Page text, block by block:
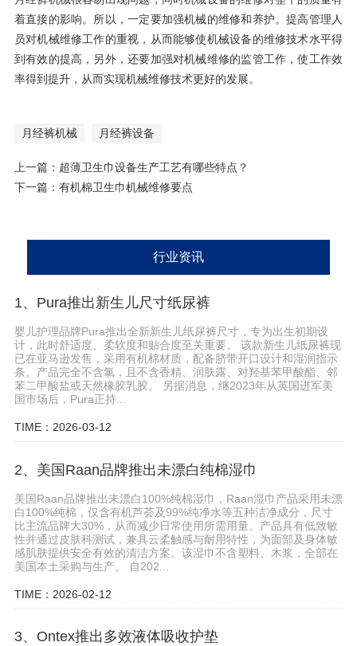
着直接的影响。所以，一定要加强机械的维修和养护。提高管理人
员对机械维修工作的重视，从而能够使机械设备的维修技术水平得
到有效的提高，另外，还要加强对机械维修的监管工作，使工作效
率得到提升，从而实现机械维修技术更好的发展。
月经裤机械 月经裤设备
上一篇： 超薄卫生巾设备生产工艺有哪些特点？
下一篇： 有机棉卫生巾机械维修要点
行业资讯
1、Pura推出新生儿尺寸纸尿裤
婴儿护理品牌Pura推出全新新生儿纸尿裤尺寸，专为出生初期设
计，此时舒适度、柔软度和贴合度至关重要。 该款新生儿纸尿裤现
已在亚马逊发售，采用有机棉材质，配备脐带开口设计和湿润指示
条。产品完全不含氯，且不含香精、润肤露、对羟基苯甲酸酯、邻
苯二甲酸盐或天然橡胶乳胶。 另据消息，继2023年从英国进军美
国市场后，Pura正持...
TIME：2026-03-12
2、美国Raan品牌推出未漂白纯棉湿巾
美国Raan品牌推出未漂白100%纯棉湿巾，Raan湿巾产品采用未漂
白100%纯棉，仅含有机芦荟及99%纯净水等五种洁净成分，尺寸
比主流品牌大30%，从而减少日常使用所需用量。产品具有低致敏
性并通过皮肤科测试，兼具云柔触感与耐用特性，为面部及身体敏
感肌肤提供安全有效的清洁方案。该湿巾不含塑料、木浆，全部在
美国本土采购与生产。 自202...
TIME：2026-02-12
3、Ontex推出多效液体吸收护垫